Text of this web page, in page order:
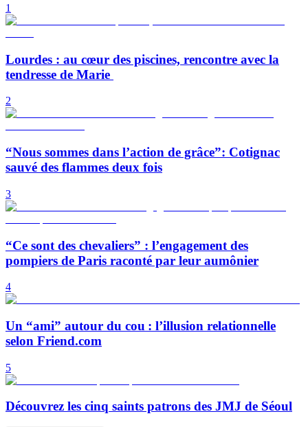
1
Lourdes : au cœur des piscines, rencontre avec la
tendresse de Marie
2
“Nous sommes dans l’action de grâce”: Cotignac
sauvé des flammes deux fois
3
“Ce sont des chevaliers” : l’engagement des
pompiers de Paris raconté par leur aumônier
4
Un “ami” autour du cou : l’illusion relationnelle
selon Friend.com
5
Découvrez les cinq saints patrons des JMJ de Séoul